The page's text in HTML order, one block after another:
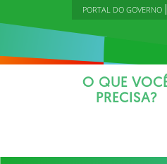
PORTAL DO GOVERNO
O QUE
PRECISA?